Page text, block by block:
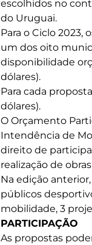
escolhidos no
do Uruguai.
Para o Ciclo 2023,
um dos oito
disponibilidade
dólares).
Para cada
dólares).
O Orçamento
Intendência de
direito de
realização de
Na edição
públicos
mobilidade, 3
PARTICIPAÇÃO
As propostas